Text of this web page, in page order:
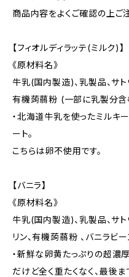
商品内容をよくご確認の上ご
【フィオルディラッテ(ミルク)】
《原材料名》
牛乳(国内製造)、乳製品、サト
有機蒟蒻粉 (一部に乳製分含
・北海道牛乳を使ったミルキ
ート。
こちらは卵不使用です。
【バニラ】
《原材料名》
牛乳(国内製造)、乳製品、サト
リン、有機蒟蒻粉 、バニラビ
・新鮮な卵黄たっぷりの超濃
だけど全く重たくなく、最後